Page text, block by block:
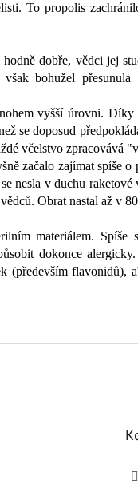
To propolis
dobře, vědci jej
bohužel
vyšší úrovni. Díky
se doposud
včelstvo zpracovává
začalo zajímat spíše
nesla v duchu
Obrat nastal až v
materiálem. Spíše
dokonce
(především